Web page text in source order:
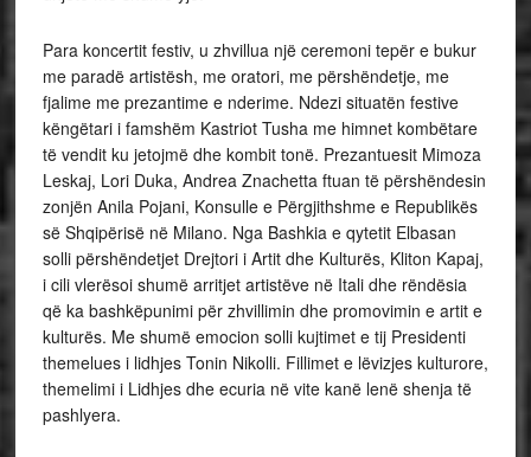
Para koncertit festiv, u zhvillua një ceremoni tepër e bukur
me paradë artistësh, me oratori, me përshëndetje, me
fjalime me prezantime e nderime. Ndezi situatën festive
këngëtari i famshëm Kastriot Tusha me himnet kombëtare
të vendit ku jetojmë dhe kombit tonë. Prezantuesit Mimoza
Leskaj, Lori Duka, Andrea Znachetta ftuan të përshëndesin
zonjën Anila Pojani, Konsulle e Përgjithshme e Republikës
së Shqipërisë në Milano. Nga Bashkia e qytetit Elbasan
solli përshëndetjet Drejtori i Artit dhe Kulturës, Kliton Kapaj,
i cili vlerësoi shumë arritjet artistëve në Itali dhe rëndësia
që ka bashkëpunimi për zhvillimin dhe promovimin e artit e
kulturës. Me shumë emocion solli kujtimet e tij Presidenti
themelues i lidhjes Tonin Nikolli. Fillimet e lëvizjes kulturore,
themelimi i Lidhjes dhe ecuria në vite kanë lenë shenja të
pashlyera.